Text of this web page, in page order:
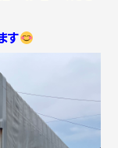
す